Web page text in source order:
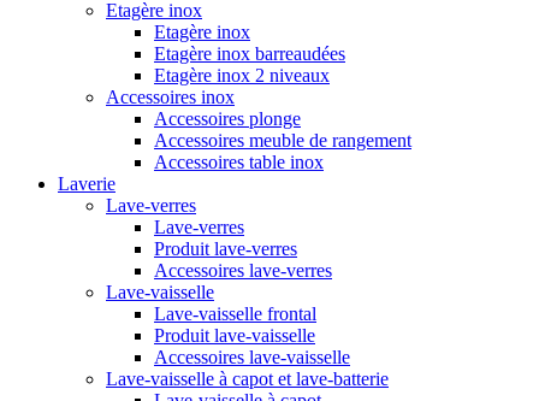
Etagère inox
Etagère inox
Etagère inox barreaudées
Etagère inox 2 niveaux
Accessoires inox
Accessoires plonge
Accessoires meuble de rangement
Accessoires table inox
Laverie
Lave-verres
Lave-verres
Produit lave-verres
Accessoires lave-verres
Lave-vaisselle
Lave-vaisselle frontal
Produit lave-vaisselle
Accessoires lave-vaisselle
Lave-vaisselle à capot et lave-batterie